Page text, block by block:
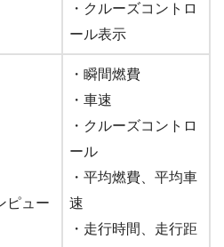
・クルーズコントロ
ール表示
ピュー
・瞬間燃費
・車速
・クルーズコントロ
ール
・平均燃費、平均車
速
・走行時間、走行距